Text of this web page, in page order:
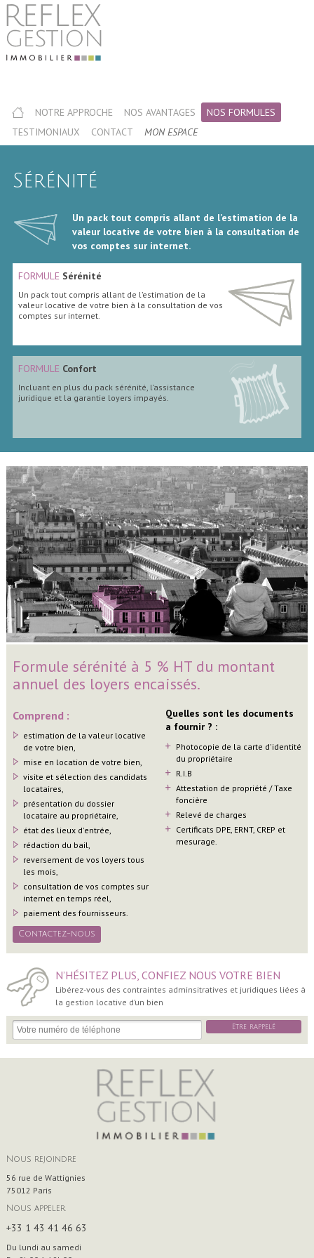
NOTRE APPROCHE NOS AVANTAGES
NOS FORMULES
TESTIMONIAUX
CONTACT MON ESPACE
Sérénité
Un pack tout compris allant de l’estimation de la
valeur locative de votre bien à la consultation de
vos comptes sur internet.
FORMULESérénité
Un pack tout compris allant de l’estimation de la
valeur locative de votre bien à la consultation de vos
comptes sur internet.
FORMULE Confort
Incluant en plus du pack sérénité, l’assistance
juridique et la garantie loyers impayés.
Formule sérénité à 5 % HT du montant
annuel des loyers encaissés.
Comprend :
estimation de la valeur locative
de votre bien,
mise en location de votre bien,
visite et sélection des candidats
locataires,
présentation du dossier
locataire au propriétaire,
état des lieux d'entrée,
rédaction du bail,
reversement de vos loyers tous
les mois,
consultation de vos comptes sur
internet en temps réel,
paiement des fournisseurs.
Contactez-nous
Quelles sont les documents
a fournir ? :
Photocopie de la carte d'identité
du propriétaire
R.I.B
Attestation de propriété / Taxe
foncière
Relevé de charges
Certificats DPE, ERNT, CREP et
mesurage.
N’HÉSITEZ PLUS, CONFIEZ NOUS VOTRE BIEN
Libérez-vous des contraintes adminsitratives et juridiques liées à
la gestion locative d’un bien
Etre rappelé
Nous rejoindre
56 rue de Wattignies
75012 Paris
Nous appeler
+33 1 43 41 46 63
Du lundi au samedi